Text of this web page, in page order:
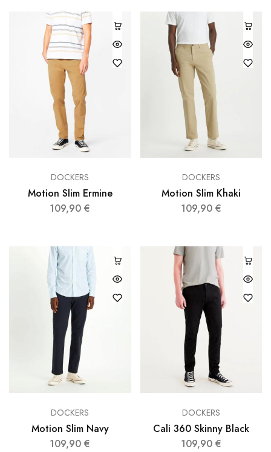
DOCKERS
Motion Slim Ermine
109,90€
DOCKERS
Motion Slim Khaki
109,90 €
DOCKERS
Motion Slim Navy
109,90€
DOCKERS
Cali 360 Skinny Black
109,90 €